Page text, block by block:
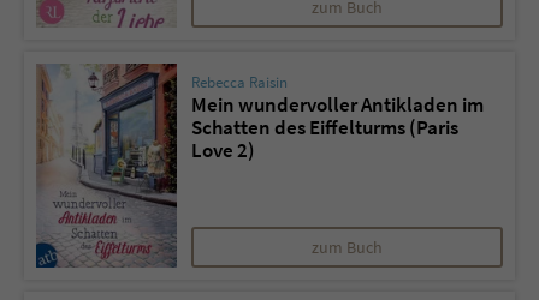
zum Buch
Rebecca Raisin
Mein wundervoller Antikladen im
Schatten des Eiffelturms (Paris
Love 2)
zum Buch